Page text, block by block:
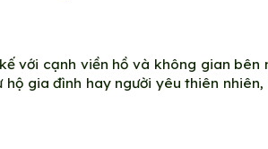
với cạnh viền hồ và không gian
gia đình hay người yêu thiên